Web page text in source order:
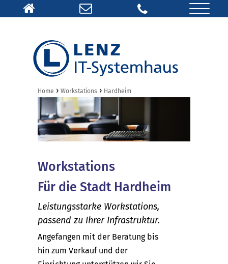
Home › Workstations › Hardheim
Workstations
Für die Stadt Hardheim
Leistungsstarke Workstations,
passend zu Ihrer Infrastruktur.
Angefangen mit der Beratung bis
hin zum Verkauf und der